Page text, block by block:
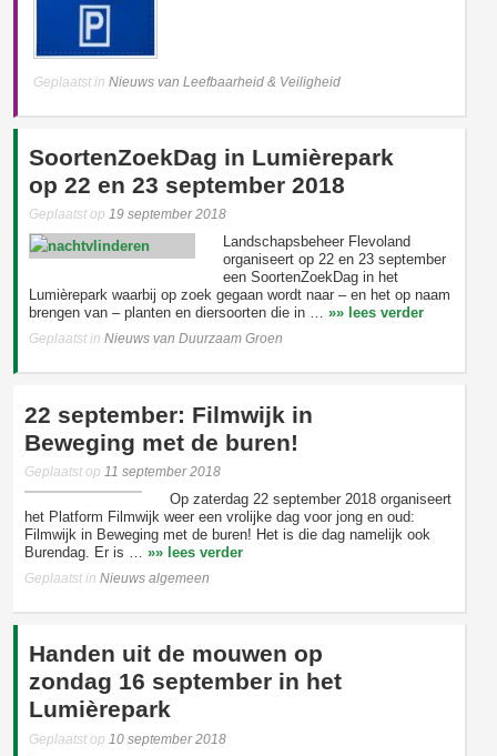
Geplaatst in Nieuws van Leefbaarheid & Veiligheid
SoortenZoekDag in Lumièrepark
op 22 en 23 september 2018
Geplaatst op 19 september 2018
Landschapsbeheer Flevoland
organiseert op 22 en 23 september
een SoortenZoekDag in het
Lumièrepark waarbij op zoek gegaan wordt naar – en het op naam
brengen van – planten en diersoorten die in … »» lees verder
Geplaatst in Nieuws van Duurzaam Groen
22 september: Filmwijk in
Beweging met de buren!
Geplaatst op 11 september 2018
Op zaterdag 22 september 2018 organiseert
het Platform Filmwijk weer een vrolijke dag voor jong en oud:
Filmwijk in Beweging met de buren! Het is die dag namelijk ook
Burendag. Er is … »» lees verder
Geplaatst in Nieuws algemeen
Handen uit de mouwen op
zondag 16 september in het
Lumièrepark
Geplaatst op 10 september 2018